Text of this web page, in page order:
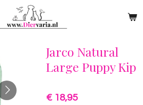
Jarco Natural
Large Puppy Kip
€ 18,95